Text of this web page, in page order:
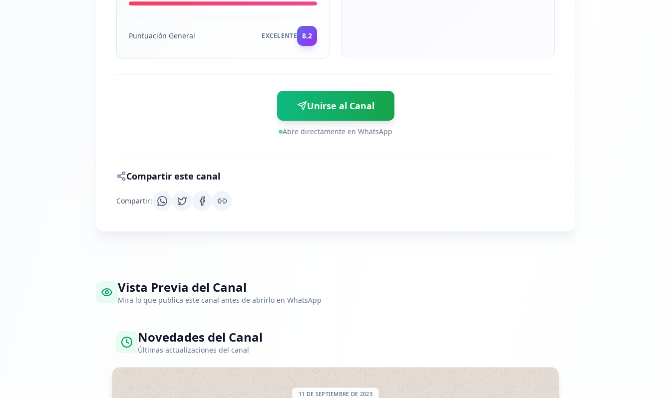
Puntuación General EXCELENTE 8.2
Unirse al Canal
Abre directamente en WhatsApp
Compartir este canal
Compartir:
Vista Previa del Canal
Mira lo que publica este canal antes de abrirlo en WhatsApp
Novedades del Canal
Últimas actualizaciones del canal
11 DE SEPTIEMBRE DE 2023